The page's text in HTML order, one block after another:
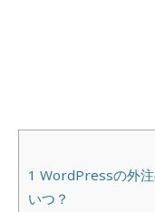
1 WordPressの外
いつ？